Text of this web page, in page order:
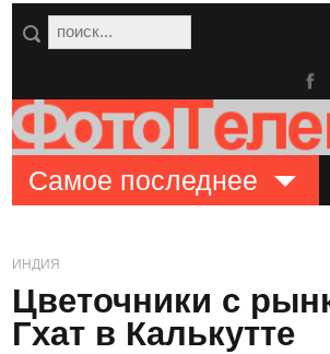
Самое последнее
ИНДИЯ
Цветочники с
Гхат в Калькутте